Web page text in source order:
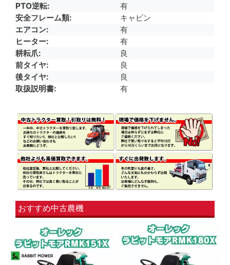
PTO逆転
有
安全フレーム類
キャビン
エアコン
有
ヒーター
有
耕耘爪
良
前タイヤ
良
後タイヤ
良
取扱説明書
有
おすすめ中古農機